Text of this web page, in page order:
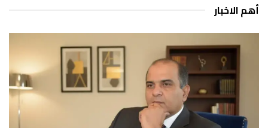
أهم الاخبار